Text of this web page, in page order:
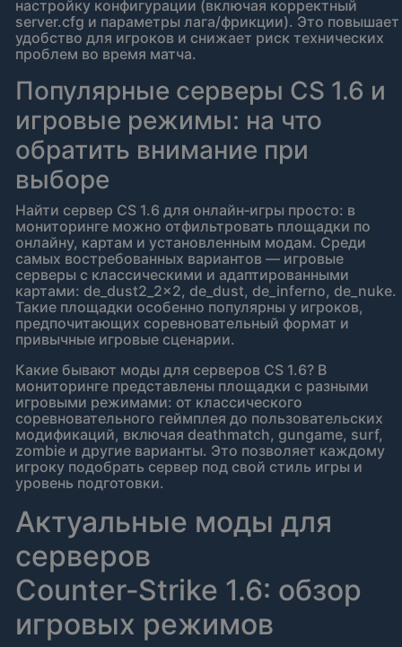
настройку конфигурации (включая корректный
server.cfg и параметры лага/фрикции). Это повышает
удобство для игроков и снижает риск технических
проблем во время матча.
Популярные серверы CS 1.6 и
игровые режимы: на что
обратить внимание при
выборе
Найти сервер CS 1.6 для онлайн‑игры просто: в
мониторинге можно отфильтровать площадки по
онлайну, картам и установленным модам. Среди
самых востребованных вариантов — игровые
серверы с классическими и адаптированными
картами: de_dust2_2x2, de_dust, de_inferno, de_nuke.
Такие площадки особенно популярны у игроков,
предпочитающих соревновательный формат и
привычные игровые сценарии.
Какие бывают моды для серверов CS 1.6? В
мониторинге представлены площадки с разными
игровыми режимами: от классического
соревновательного геймплея до пользовательских
модификаций, включая deathmatch, gungame, surf,
zombie и другие варианты. Это позволяет каждому
игроку подобрать сервер под свой стиль игры и
уровень подготовки.
Актуальные моды для
серверов
Counter‑Strike 1.6: обзор
игровых режимов